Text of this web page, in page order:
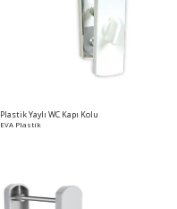
Plastik Yaylı WC Kapı Kolu
EVA Plastik